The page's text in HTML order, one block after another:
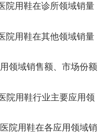
院用鞋在诊所领域销量
院用鞋在其他领域销量
领域销售额、市场份额
院用鞋行业主要应用领
院用鞋在各应用领域销